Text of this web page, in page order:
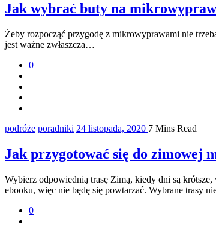
Jak wybrać buty na
Żeby rozpocząć przygodę z mikrowyprawami nie
jest ważne zwłaszcza…
0
podróże poradniki 24 listopada, 2020 7 Mins Read
Jak przygotować się do zimowej
Wybierz odpowiednią trasę Zimą, kiedy dni są
ebooku, więc nie będę się powtarzać. Wybrane trasy
0